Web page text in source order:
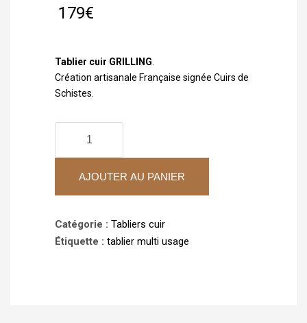
basé sur
notations
179€
Tablier cuir GRILLING
Création artisanale Française signée Cuirs de
Schistes.
GRILLING
AJOUTER AU PANIER
Catégorie : Tabliers cuir
Étiquette : tablier multi usage